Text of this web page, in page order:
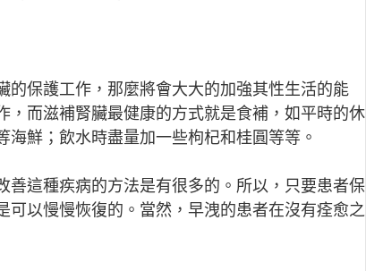
保護工作，那麼將會大大的加強其性生活的能
而滋補腎臟最健康的方式就是食補，如平時的休
鮮；飲水時盡量加一些枸杞和桂圓等等。
這種疾病的方法是有很多的。所以，只要患者保
以慢慢恢復的。當然，早洩的患者在沒有痊愈之